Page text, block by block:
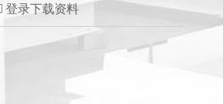
登录下载资料